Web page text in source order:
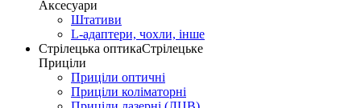
Аксесуари
Штативи
L-адаптери, чохли, інше
Стрілецька оптикаСтрілецьке
Приціли
Приціли оптичні
Приціли коліматорні